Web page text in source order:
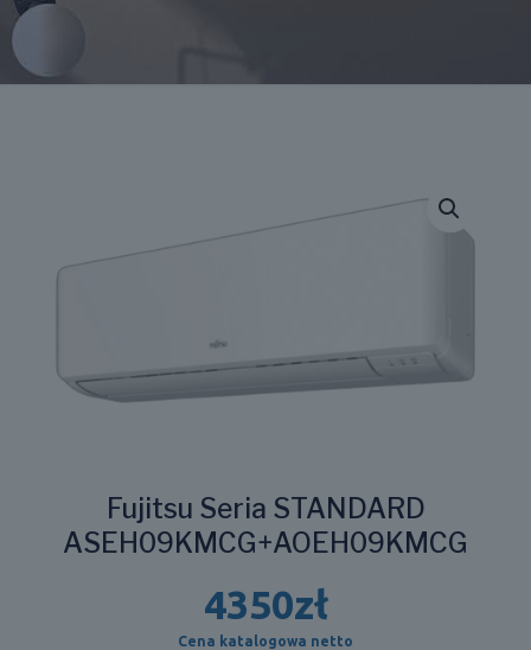
Fujitsu Seria STANDARD
ASEH09KMCG+AOEH09KMCG
4350zł
Cena katalogowa netto